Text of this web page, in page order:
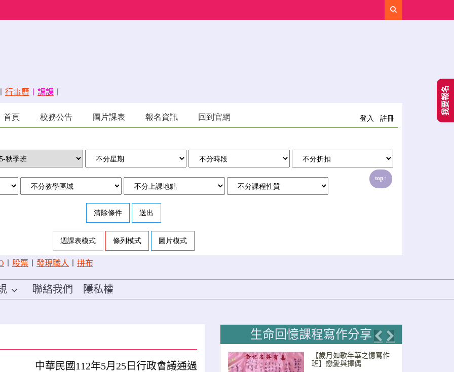
行事曆 調課
股票 發現職人 拼布
聯絡我們 隱私權
中華民國112年5月25日行政會議通過
生命回憶課程寫作分享
Previous
Next
【歲月如歌年華之憶寫作
班】戀愛與擇偶
我要報名